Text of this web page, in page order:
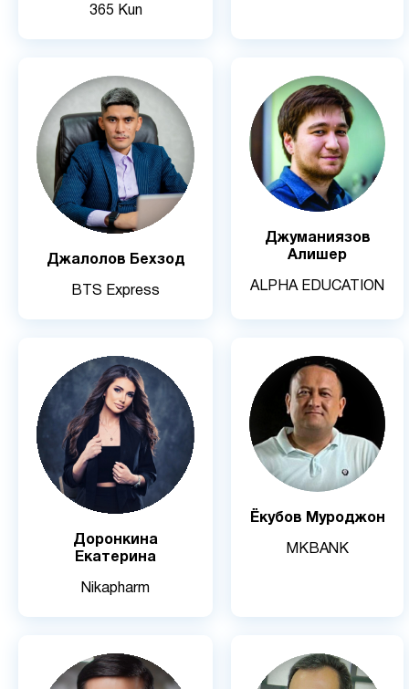
365 Kun
Джалолов Бехзод
BTS Express
Джуманиязов
Алишер
ALPHA EDUCATION
Доронкина
Екатерина
Nikapharm
Ёкубов Муроджон
MKBANK